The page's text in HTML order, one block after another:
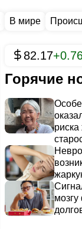
В мире
82.17
Горячие
риска